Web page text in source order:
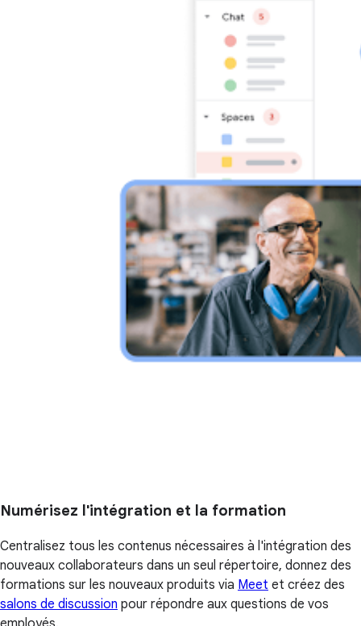
Numérisez l'intégration et la formation
Centralisez tous les contenus nécessaires à l'intégration des
nouveaux collaborateurs dans un seul répertoire, donnez des
formations sur les nouveaux produits via Meet et créez des
salons de discussion pour répondre aux questions de vos